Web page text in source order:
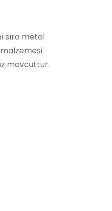
sıra metal
mevcuttur.